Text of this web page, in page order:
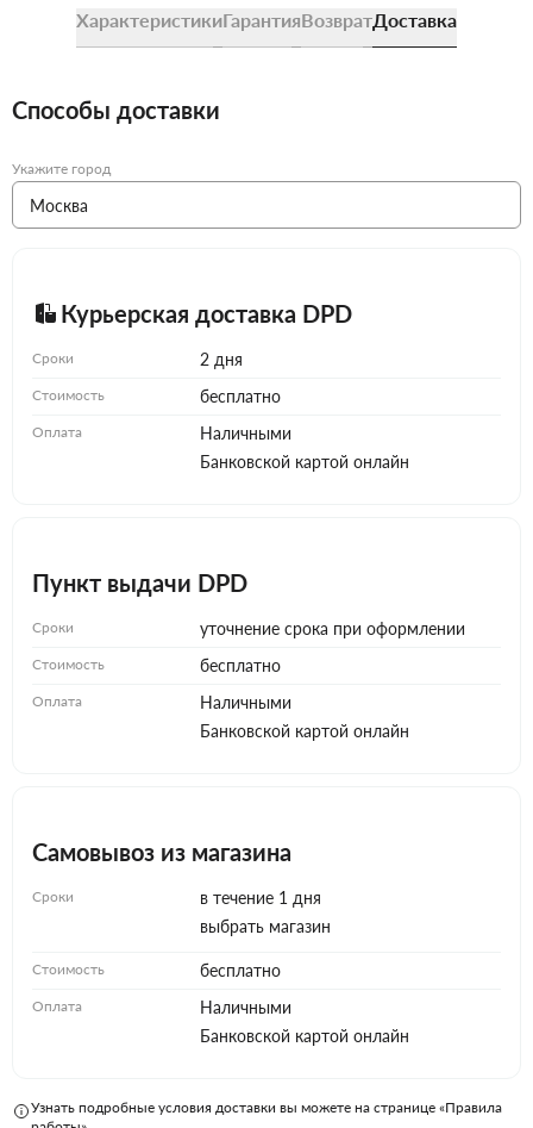
ХарактеристикиГарантияВозвратДоставка
Способы доставки
Укажите город
Курьерская доставка DPD
Сроки 2 дня
Стоимость бесплатно
Оплата
Наличными
Банковской картой онлайн
Пункт выдачи DPD
Сроки уточнение срока при оформлении
Стоимость бесплатно
Оплата
Наличными
Банковской картой онлайн
Самовывоз из магазина
Сроки
в течение 1 дня
выбрать магазин
Стоимость бесплатно
Оплата
Наличными
Банковской картой онлайн
Узнать подробные условия доставки вы можете на странице «Правила